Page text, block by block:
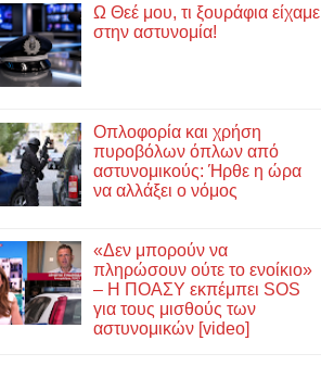
Ω Θεέ μου, τι ξουράφια είχαμε
στην αστυνομία!
Οπλοφορία και χρήση
πυροβόλων όπλων από
αστυνομικούς: Ήρθε η ώρα
να αλλάξει ο νόμος
«Δεν μπορούν να
πληρώσουν ούτε το ενοίκιο»
– Η ΠΟΑΣΥ εκπέμπει SOS
για τους μισθούς των
αστυνομικών [video]